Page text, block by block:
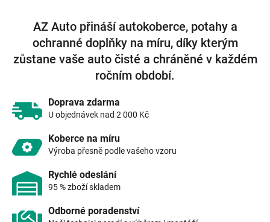
í
p
r
v
k
p
u
n
í
AZ Auto přináší autokoberce, potahy a
ochranné doplňky na míru, díky kterým
zůstane vaše auto čisté a chráněné v každém
ročním období.
Doprava zdarma
U objednávek nad 2 000 Kč
Koberce na míru
Výroba přesně podle vašeho vzoru
Rychlé odeslání
95 % zboží skladem
Odborné poradenství